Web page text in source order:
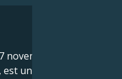
novembre 1960), plus
un acteur, drag